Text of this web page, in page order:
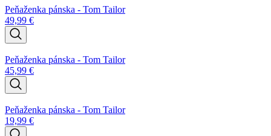
Peňaženka pánska - Tom Tailor
49,99 €
Peňaženka pánska - Tom Tailor
45,99 €
Peňaženka pánska - Tom Tailor
19,99 €